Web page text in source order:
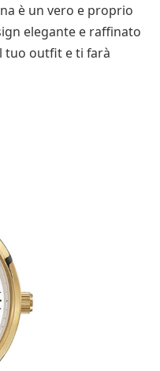
è un vero e proprio
elegante e raffinato
tuo outfit e ti farà